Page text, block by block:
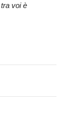
voi è